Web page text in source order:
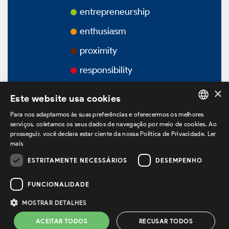
Awards
Videos
Podcasts
Corporate Governance
Bylaws
entrepreneurship
enthusiasm
proximity
responsibility
we are on LinkedIn
Privacy Policy * Terms of use *
PORTUGUESE
×
Este website usa cookies
Para nos adaptarmos às suas preferências e oferecermos os melhores
serviços, coletamos os seus dados de navegação por meio de cookies. Ao
prosseguir, você declara estar ciente da nossa Política de Privacidade. Ler
mais
ESTRITAMENTE NECESSÁRIOS DESEMPENHO
FUNCIONALIDADE
MOSTRAR DETALHES
ACEITAR TODOS RECUSAR TODOS